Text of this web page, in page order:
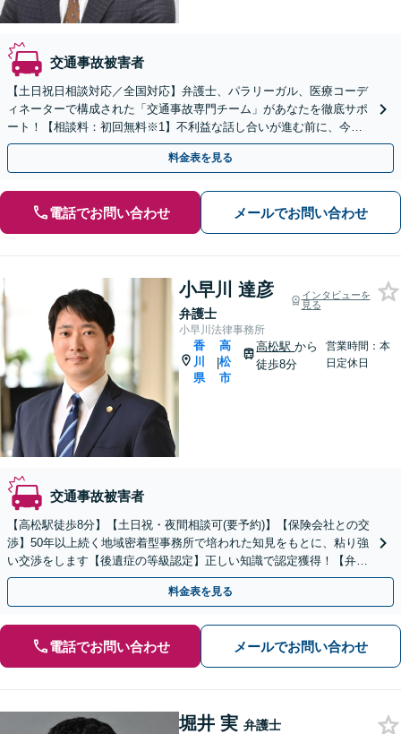
交通事故被害者
【土日祝日相談対応／全国対応】弁護士、パラリーガル、医療コーデ
ィネーターで構成された「交通事故専門チーム」があなたを徹底サポ
ート！【相談料：初回無料※1】不利益な話し合いが進む前に、今す
ぐ相談！
料金表を見る
電話でお問い合わせ メールでお問い合わせ
小早川 達彦
弁護士
インタビューを
見る
小早川法律事務所
香
川
県
|
高
松
市
高松駅から
徒歩8分
営業時間：本
日定休日
交通事故被害者
【高松駅徒歩8分】【土日祝・夜間相談可(要予約)】【保険会社との交
渉】50年以上続く地域密着型事務所で培われた知見をもとに、粘り強
い交渉をします【後遺症の等級認定】正しい知識で認定獲得！【弁護
士費用特約】迅速対応で結果が変わるので早期相談を
料金表を見る
電話でお問い合わせ メールでお問い合わせ
堀井 実 弁護士